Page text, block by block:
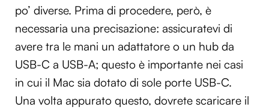
po’ diverse. Prima di procedere, però, è
necessaria una precisazione: assicuratevi di
avere tra le mani un adattatore o un hub da
USB-C a USB-A; questo è importante nei casi
in cui il Mac sia dotato di sole porte USB-C.
Una volta appurato questo, dovrete scaricare il